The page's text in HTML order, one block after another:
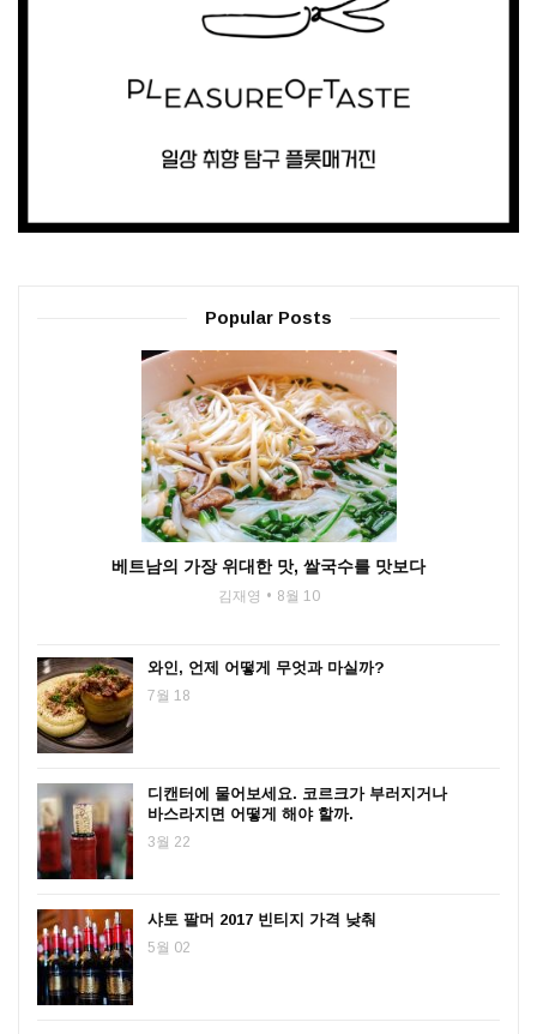
Popular Posts
베트남의 가장 위대한 맛, 쌀국수를 맛보다
김재영 8월 10
와인, 언제 어떻게 무엇과 마실까?
7월 18
디캔터에 물어보세요. 코르크가 부러지거나
바스라지면 어떻게 해야 할까.
3월 22
샤토 팔머 2017 빈티지 가격 낮춰
5월 02